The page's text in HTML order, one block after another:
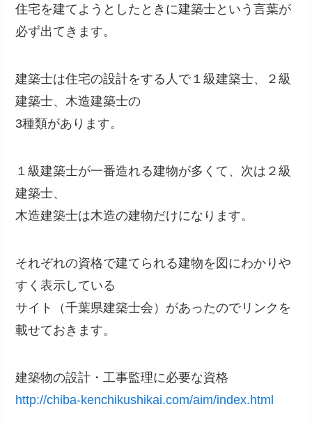
住宅を建てようとしたときに建築士という言葉が
必ず出てきます。
建築士は住宅の設計をする人で１級建築士、２級
建築士、木造建築士の
3種類があります。
１級建築士が一番造れる建物が多くて、次は２級
建築士、
木造建築士は木造の建物だけになります。
それぞれの資格で建てられる建物を図にわかりや
すく表示している
サイト（千葉県建築士会）があったのでリンクを
載せておきます。
建築物の設計・工事監理に必要な資格
http://chiba-kenchikushikai.com/aim/index.html